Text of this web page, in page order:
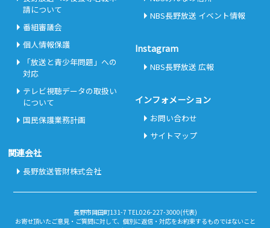
請について
番組審議会
個人情報保護
「放送と青少年問題」への
対応
テレビ視聴データの取扱い
について
国民保護業務計画
関連会社
長野放送管財株式会社
NBS長野放送 イベント情報
Instagram
NBS長野放送 広報
インフォメーション
お問い合わせ
サイトマップ
長野市岡田町131-7 TEL026-227-3000(代表)
お寄せ頂いたご意見・ご質問に対して、個別に返信・対応をお約束するものではないこと